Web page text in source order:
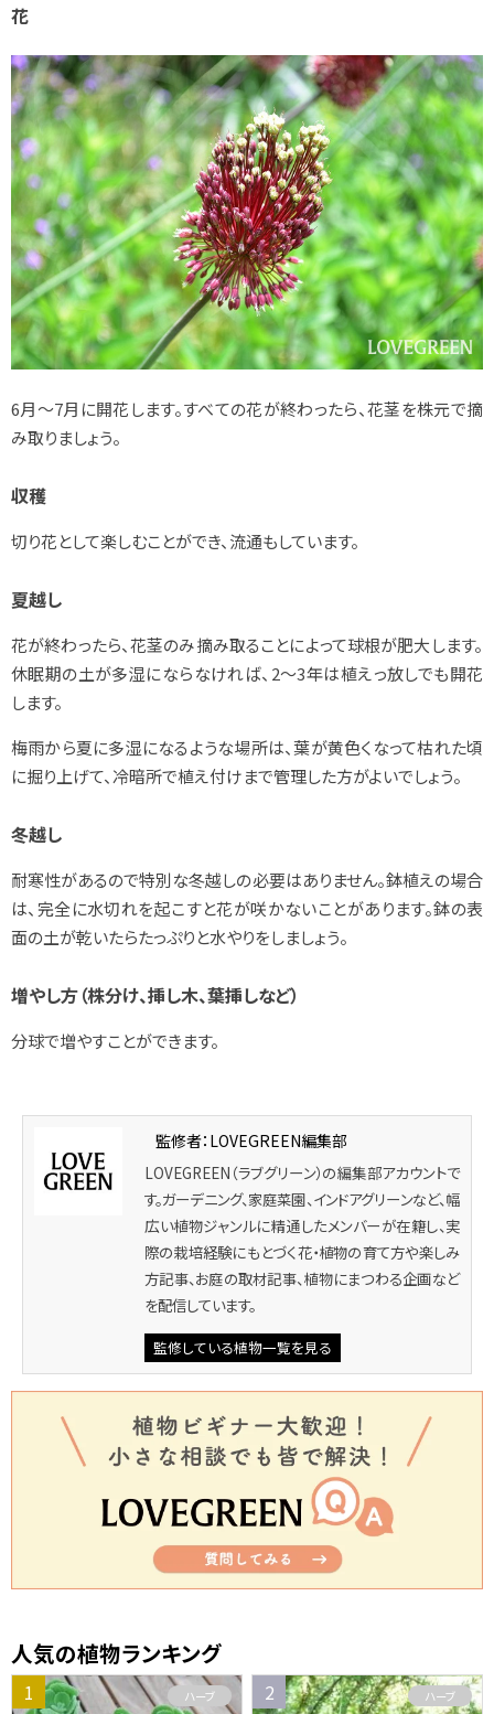
花
6月～7月に開花します。すべての花が終わったら、花茎を株元で摘
み取りましょう。
収穫
切り花として楽しむことができ、流通もしています。
夏越し
花が終わったら、花茎のみ摘み取ることによって球根が肥大します。
休眠期の土が多湿にならなければ、2～3年は植えっ放しでも開花
します。
梅雨から夏に多湿になるような場所は、葉が黄色くなって枯れた頃
に掘り上げて、冷暗所で植え付けまで管理した方がよいでしょう。
冬越し
耐寒性があるので特別な冬越しの必要はありません。鉢植えの場合
は、完全に水切れを起こすと花が咲かないことがあります。鉢の表
面の土が乾いたらたっぷりと水やりをしましょう。
増やし方（株分け、挿し木、葉挿しなど）
分球で増やすことができます。
監修者：LOVEGREEN編集部
LOVEGREEN（ラブグリーン）の編集部アカウントで
す。ガーデニング、家庭菜園、インドアグリーンなど、幅
広い植物ジャンルに精通したメンバーが在籍し、実
際の栽培経験にもとづく花・植物の育て方や楽しみ
方記事、お庭の取材記事、植物にまつわる企画など
を配信しています。
監修している植物一覧を見る
人気の植物ランキング
ハーブ ハーブ